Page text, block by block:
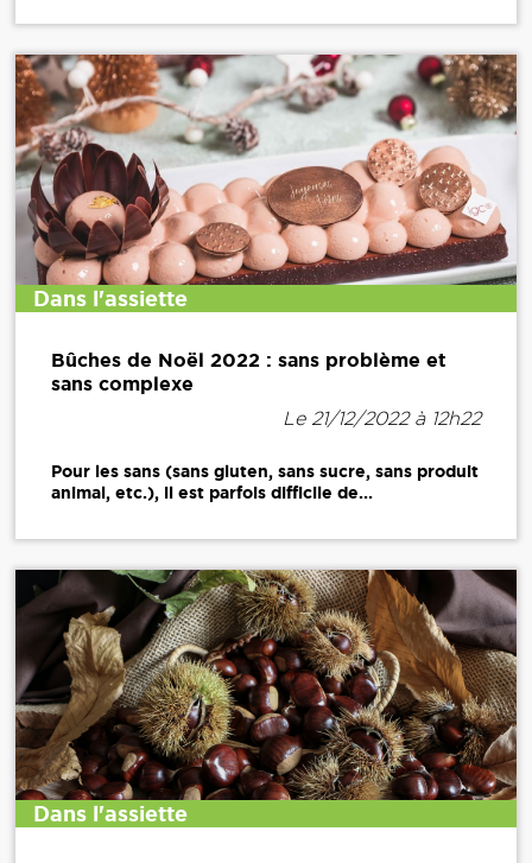
Dans l'assiette
Bûches de Noël 2022 : sans problème et
sans complexe
Le 21/12/2022 à 12h22
Pour les sans (sans gluten, sans sucre, sans produit
animal, etc.), il est parfois difficile de...
Dans l'assiette